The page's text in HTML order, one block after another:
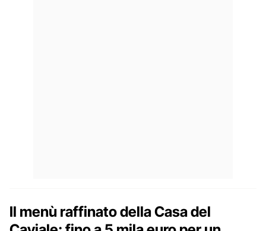
Il menù raffinato della Casa del